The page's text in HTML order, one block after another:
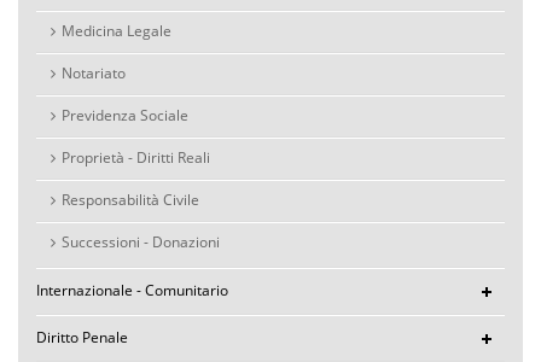
Medicina Legale
Notariato
Previdenza Sociale
Proprietà - Diritti Reali
Responsabilità Civile
Successioni - Donazioni
Internazionale - Comunitario
Diritto Penale